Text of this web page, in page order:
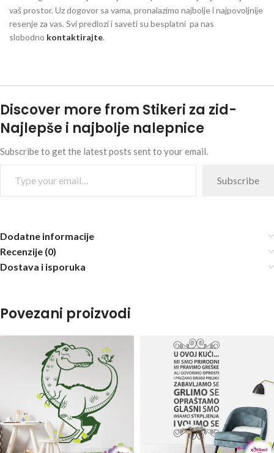
vaš prostor. Uz dogovor sa vama, pronalazimo najbolje i najpovoljnije
resenje za vas. Svi predlozi i saveti su besplatni pa nas
slobodno kontaktirajte.
Discover more from Stikeri za zid-
Najlepše i najbolje nalepnice
Subscribe to get the latest posts sent to your email.
Subscribe
Dodatne informacije
Recenzije (0)
Dostava i isporuka
Povezani proizvodi